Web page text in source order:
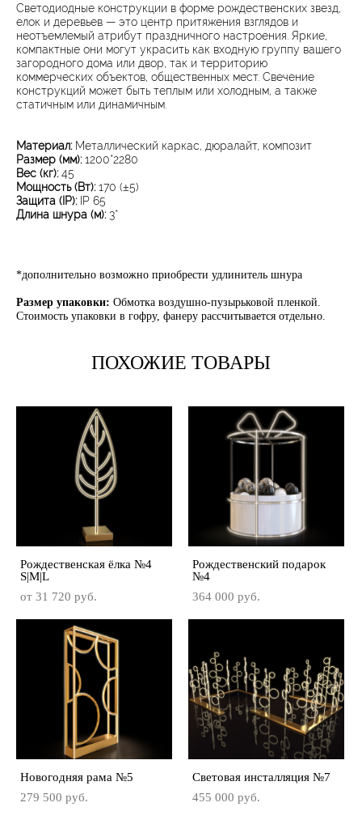
Светодиодные конструкции в форме рождественских звезд,
елок и деревьев — это центр притяжения взглядов и
неотъемлемый атрибут праздничного настроения. Яркие,
компактные они могут украсить как входную группу вашего
загородного дома или двор, так и территорию
коммерческих объектов, общественных мест. Свечение
конструкций может быть теплым или холодным, а также
статичным или динамичным.
Материал: Металлический каркас, дюралайт, композит​​
Размер (мм): 1200*2280
Вес (кг): 45
Мощность (Вт)​: 170 (±5)​
Защита (IP)​: IP 65​
Длина шнура (м)​: 3*​
*дополнительно возможно приобрести удлинитель шнура​
Размер упаковки: Обмотка воздушно-пузырьковой пленкой.
Стоимость упаковки в гофру, фанеру рассчитывается отдельно.
ПОХОЖИЕ ТОВАРЫ
Рождественская ёлка №4
S|M|L
от 31 720 pуб.
Рождественский подарок
№4
364 000 pуб.
Новогодняя рама №5
279 500 pуб.
Световая инсталляция №7
455 000 pуб.